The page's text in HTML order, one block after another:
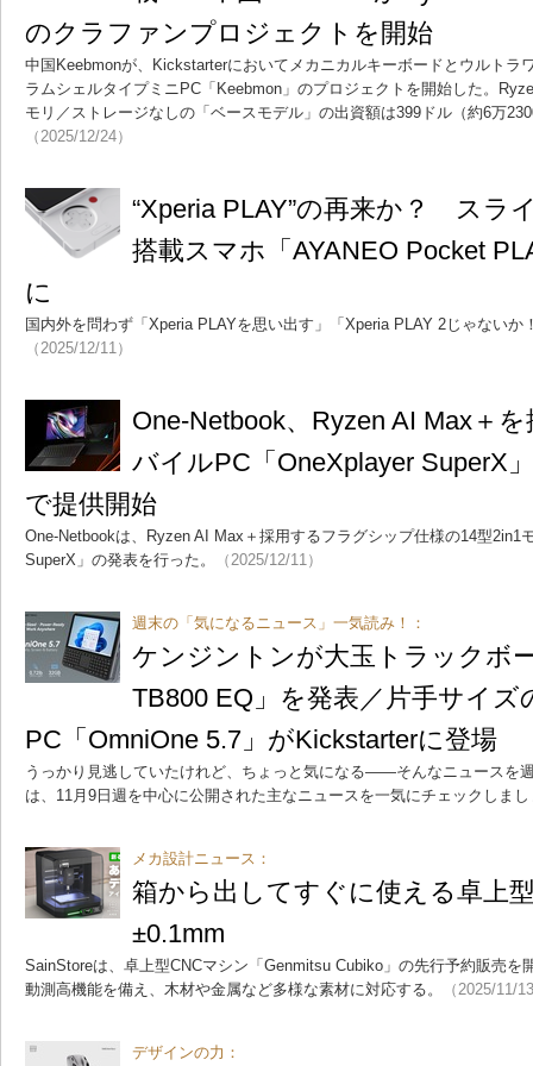
のクラファンプロジェクトを開始
中国Keebmonが、Kickstarterにおいてメカニカルキーボードとウルトラ
ラムシェルタイプミニPC「Keebmon」のプロジェクトを開始した。
モリ／ストレージなしの「ベースモデル」の出資額は399ドル（約6万
（2025/12/24）
“Xperia PLAY”の再来か？ スラ
搭載スマホ「AYANEO Pocket
に
国内外を問わず「Xperia PLAYを思い出す」「Xperia PLAY 2じゃないか
（2025/12/11）
One-Netbook、Ryzen AI Max＋
バイルPC「OneXplayer SuperX
で提供開始
One-Netbookは、Ryzen AI Max＋採用するフラグシップ仕様の14型2in1
SuperX」の発表を行った。
（2025/12/11）
週末の「気になるニュース」一気読み！：
ケンジントンが大玉トラックボ
TB800 EQ」を発表／片手サイズ
PC「OmniOne 5.7」がKickstarterに登場
うっかり見逃していたけれど、ちょっと気になる――そんなニュースを
は、11月9日週を中心に公開された主なニュースを一気にチェックしま
メカ設計ニュース：
箱から出してすぐに使える卓上
±0.1mm
SainStoreは、卓上型CNCマシン「Genmitsu Cubiko」の先行予約販売を
動測高機能を備え、木材や金属など多様な素材に対応する。
（2025/11/
デザインの力：